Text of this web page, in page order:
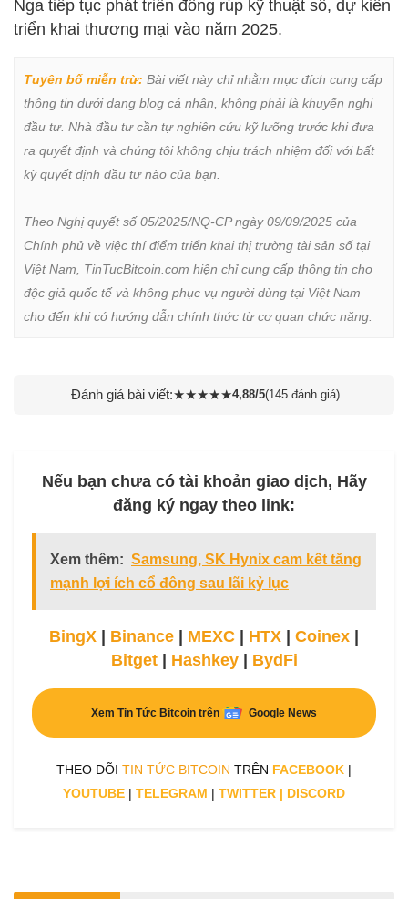
Nga tiếp tục phát triển đồng rúp kỹ thuật số, dự kiến
triển khai thương mại vào năm 2025.
Tuyên bố miễn trừ: Bài viết này chỉ nhằm mục đích cung cấp
thông tin dưới dạng blog cá nhân, không phải là khuyến nghị
đầu tư. Nhà đầu tư cần tự nghiên cứu kỹ lưỡng trước khi đưa
ra quyết định và chúng tôi không chịu trách nhiệm đối với bất
kỳ quyết định đầu tư nào của bạn.
Theo Nghị quyết số 05/2025/NQ-CP ngày 09/09/2025 của
Chính phủ về việc thí điểm triển khai thị trường tài sản số tại
Việt Nam, TinTucBitcoin.com hiện chỉ cung cấp thông tin cho
độc giả quốc tế và không phục vụ người dùng tại Việt Nam
cho đến khi có hướng dẫn chính thức từ cơ quan chức năng.
Đánh giá bài viết:★★★★★4,88/5(145 đánh giá)
Nếu bạn chưa có tài khoản giao dịch, Hãy
đăng ký ngay theo link:
Xem thêm: Samsung, SK Hynix cam kết tăng
mạnh lợi ích cổ đông sau lãi kỷ lục
BingX | Binance | MEXC | HTX | Coinex |
Bitget| Hashkey| BydFi
Xem Tin Tức Bitcoin trên Google News
THEO DÕI TIN TỨC BITCOIN TRÊN FACEBOOK |
YOUTUBE | TELEGRAM | TWITTER | DISCORD